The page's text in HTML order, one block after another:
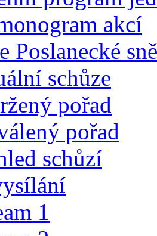
akcí
Poslanecké
schůze
pořad
pořad
schůzí
1